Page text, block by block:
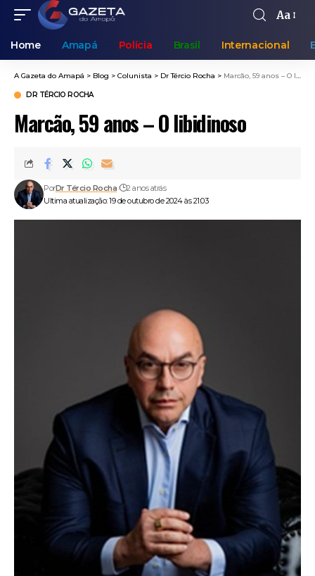
Aa
Home Amapá Polícia Brasil Internacional
A Gazeta do Amapá > Blog > Colunista > Dr Tércio Rocha > Marcão, 59 anos – O libidinoso
DR TÉRCIO ROCHA
Marcão, 59 anos – O libidinoso
Ultima atualização: 19 de outubro de 2024 às 21:03
PorDr Tércio Rocha 2 anos atrás